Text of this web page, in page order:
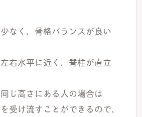
なく、骨格バランスが良い
右水平に近く、脊柱が直立
じ高さにある人の場合は
受け流すことができるので、